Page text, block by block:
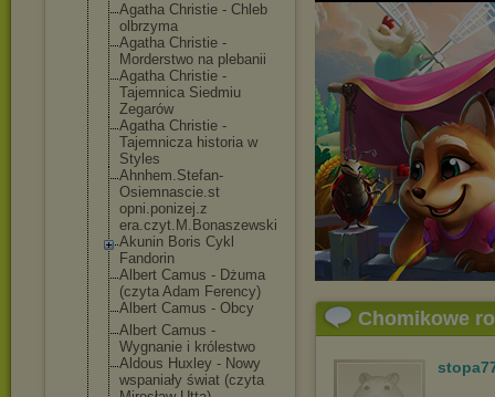
Agatha Christie - Chleb
olbrzyma
Agatha Christie -
Morderstwo na plebanii
Agatha Christie -
Tajemnica Siedmiu
Zegarów
Agatha Christie -
Tajemnicza historia w
Styles
Ahnhem.Stefan-
Osiemnascie.st
opni.ponizej.z
era.czyt.M.Bonaszewski
Akunin Boris Cykl
Fandorin
Albert Camus - Dżuma
(czyta Adam Ferency)
Albert Camus - Obcy
Albert Camus -
Wygnanie i królestwo
Aldous Huxley - Nowy
wspaniały świat (czyta
Chomikowe